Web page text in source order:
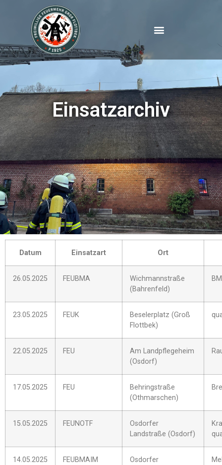
Einsatzarchiv
Datum Einsatzart Ort
26.05.2025 FEUBMA
Wichmannstraße
(Bahrenfeld)
23.05.2025 FEUK
Beselerplatz (Groß
Flottbek)
22.05.2025 FEU
Am Landpflegeheim
(Osdorf)
17.05.2025 FEU
Behringstraße
(Othmarschen)
15.05.2025 FEUNOTF
Osdorfer
Landstraße (Osdorf)
14.05.2025 FEUBMAIM
Osdorfer